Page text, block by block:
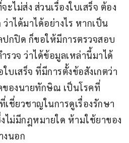
ะไม่ส่ง ส่วนเรื่องใบเสร็จ ต้อง
ได้มาได้อย่างไร หากเป็น
กปิด ก็ขอให้มีการตรวจสอบ
รวจ ว่าได้ข้อมูลเหล่านี้มาได้
บเสร็จ ที่มีการตั้งข้อสังเกตว่า
ของนายทักษิณ เป็นโรคที่
ชี่ยวชาญในการดูเรื่องรักษา
ไม่มีกฎหมายใด ห้ามใช้ยาของ
งนอก